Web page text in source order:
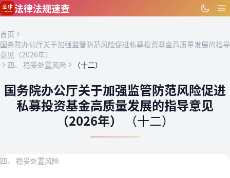
跳到主要内容
法律法规速查
首页
国务院办公厅关于加强监管防范风险促进私募投资基金高质量发展的指导
意见（2026年）
四、 稳妥处置风险
（十二）
国务院办公厅关于加强监管防范风险促进
私募投资基金高质量发展的指导意见
（2026年）
（十二）
四、 稳妥处置风险